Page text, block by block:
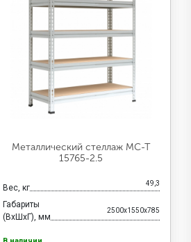
Металлический стеллаж МС-Т
15765-2.5
Вес, кг 49,3
Габариты
(ВхШхГ), мм
2500x1550x785